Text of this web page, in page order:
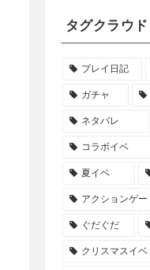
タグクラウド
プレイ日記
ガチャ
ネタバレ
コラボイベ
夏イベ
アクションゲー
ぐだぐだ
クリスマスイベ